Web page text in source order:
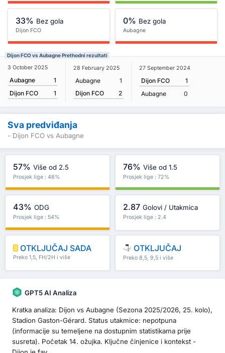
33% Bez gola
Dijon FCO
0% Bez gola
Aubagne
Dijon FCO vs Aubagne Prethodni rezultati
3 October 2025
Aubagne
1
Dijon FCO
1
28 February 2025
Aubagne
1
Dijon FCO
2
27 September 2024
Dijon FCO
1
Aubagne
0
Sva predviđanja
- Dijon FCO vs Aubagne
57% Više od 2.5
Prosjek lige : 48%
76% Više od 1.5
Prosjek lige : 72%
43% ODG
Prosjek lige : 54%
2.87 Golovi / Utakmica
Prosjek lige : 2.4
OTKLJUČAJ SADA
Preko 1,5, FH/2H i više
OTKLJUČAJ
Preko 8,5, 9,5 i više
GPT5 AI Analiza
Kratka analiza: Dijon vs Aubagne (Sezona 2025/2026, 25. kolo),
Stadion Gaston-Gérard. Status utakmice: nepotpuna
(informacije su temeljene na dostupnim statistikama prije
susreta). Početak 14. ožujka. Ključne činjenice i kontekst -